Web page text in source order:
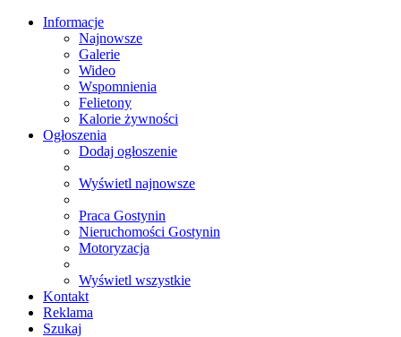
Informacje
Najnowsze
Galerie
Wideo
Wspomnienia
Felietony
Kalorie żywności
Ogłoszenia
Dodaj ogłoszenie
Wyświetl najnowsze
Praca Gostynin
Nieruchomości Gostynin
Motoryzacja
Wyświetl wszystkie
Kontakt
Reklama
Szukaj